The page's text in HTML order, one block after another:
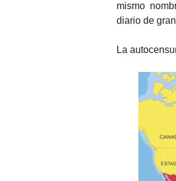
mismo
diario de
La